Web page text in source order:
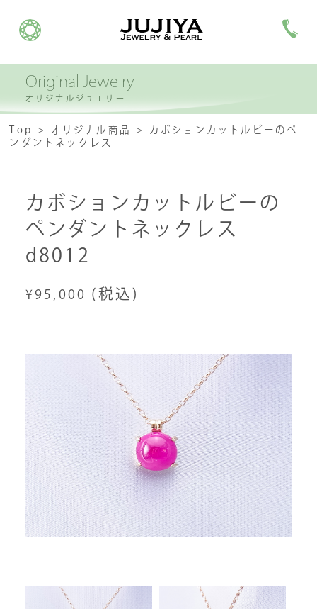
Original Jewelry
オリジナルジュエリー
Top オリジナル商品
カボションカットルビーのペ
ンダントネックレス
カボションカットルビーの
ペンダントネックレス
d8012
¥95,000 (税込)